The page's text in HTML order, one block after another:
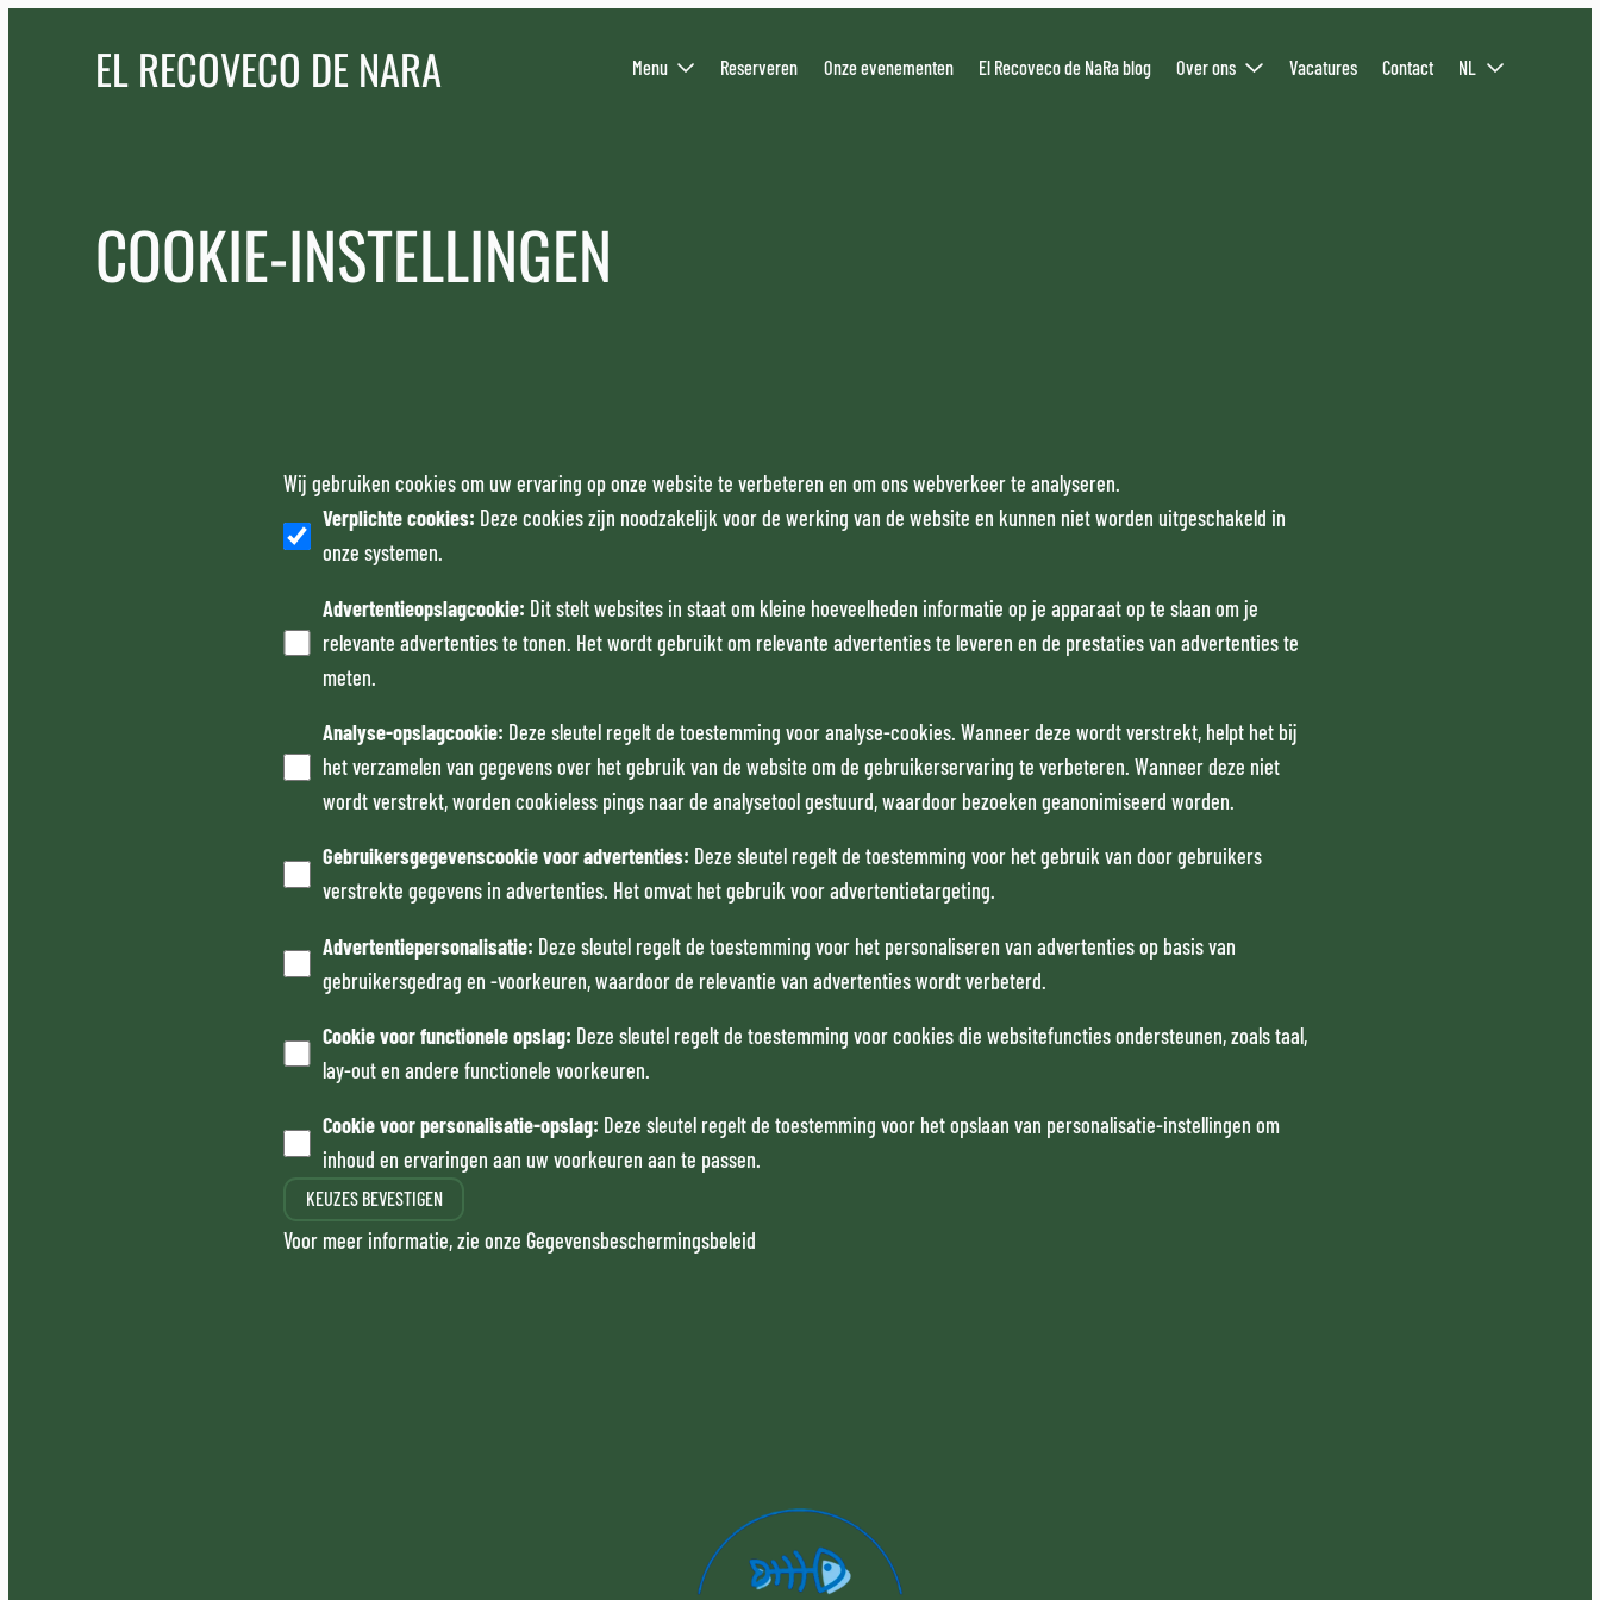
EL RECOVECO DE NARA Menu Reserveren Onze evenementen El Recoveco de NaRa blog Over ons Vacatures Contact NL
COOKIE-INSTELLINGEN
Wij gebruiken cookies om uw ervaring op onze website te verbeteren en om ons webverkeer te analyseren.
Verplichte cookies: Deze cookies zijn noodzakelijk voor de werking van de website en kunnen niet worden uitgeschakeld in
onze systemen.
Advertentieopslagcookie: Dit stelt websites in staat om kleine hoeveelheden informatie op je apparaat op te slaan om je
relevante advertenties te tonen. Het wordt gebruikt om relevante advertenties te leveren en de prestaties van advertenties te
meten.
Analyse-opslagcookie: Deze sleutel regelt de toestemming voor analyse-cookies. Wanneer deze wordt verstrekt, helpt het bij
het verzamelen van gegevens over het gebruik van de website om de gebruikerservaring te verbeteren. Wanneer deze niet
wordt verstrekt, worden cookieless pings naar de analysetool gestuurd, waardoor bezoeken geanonimiseerd worden.
Gebruikersgegevenscookie voor advertenties: Deze sleutel regelt de toestemming voor het gebruik van door gebruikers
verstrekte gegevens in advertenties. Het omvat het gebruik voor advertentietargeting.
Advertentiepersonalisatie: Deze sleutel regelt de toestemming voor het personaliseren van advertenties op basis van
gebruikersgedrag en -voorkeuren, waardoor de relevantie van advertenties wordt verbeterd.
Cookie voor functionele opslag: Deze sleutel regelt de toestemming voor cookies die websitefuncties ondersteunen, zoals taal,
lay-out en andere functionele voorkeuren.
Cookie voor personalisatie-opslag: Deze sleutel regelt de toestemming voor het opslaan van personalisatie-instellingen om
inhoud en ervaringen aan uw voorkeuren aan te passen.
KEUZES BEVESTIGEN
Voor meer informatie, zie onzeGegevensbeschermingsbeleid